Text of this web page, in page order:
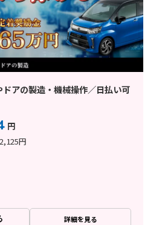
アの製造・機械操作／日払い可
円
円
詳細を見る